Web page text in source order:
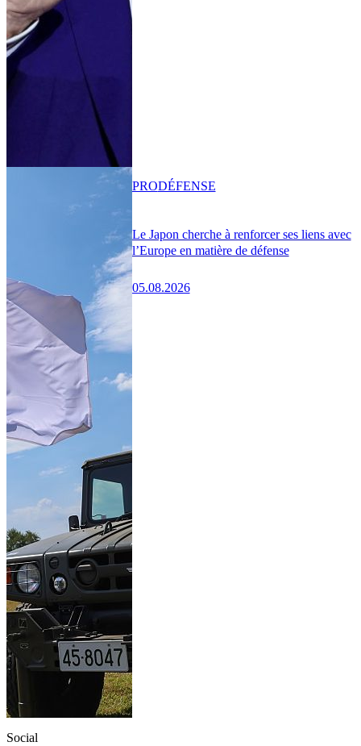
Le Japon cherche à renforcer ses liens avec
l’Europe en matière de défense
05.08.2026
PRODÉFENSE
Social